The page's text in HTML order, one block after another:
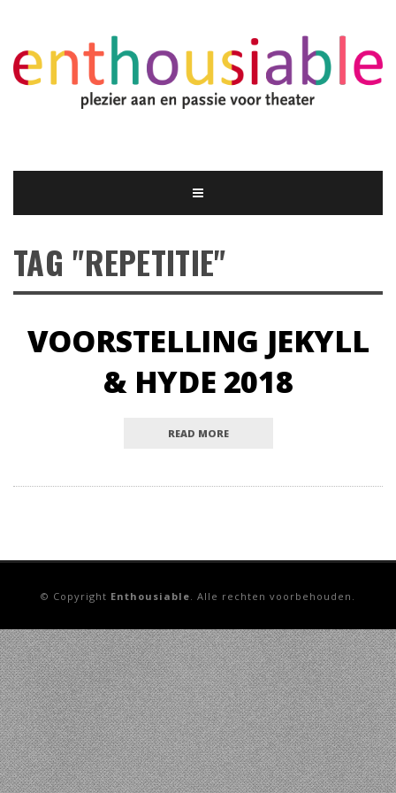
TAG "REPETITIE"
VOORSTELLING JEKYLL
& HYDE 2018
READ MORE
© Copyright Enthousiable . Alle rechten voorbehouden.